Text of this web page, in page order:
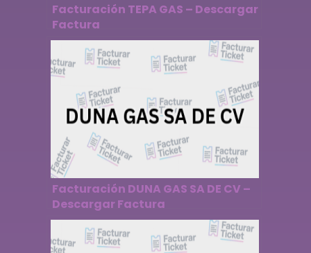
Facturación TEPA GAS – Descargar
Factura
Facturación DUNA GAS SA DE CV –
Descargar Factura